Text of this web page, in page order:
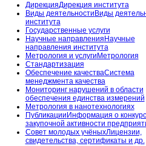
ДирекцияДирекция института
Виды деятельности Виды
института
Государственные услуги
Научные направления Научные
направления института
Метрология и услуги Метрология
Стандартизация
Обеспечение качестваСистема
менеджмента качества
Мониторинг нарушений в области
обеспечения единства измерений
Метрология в нанотехнологиях
Публикации Информация о
закупочной активности
Совет молодых учёныхЛицензии,
свидетельства, сертификаты и др.